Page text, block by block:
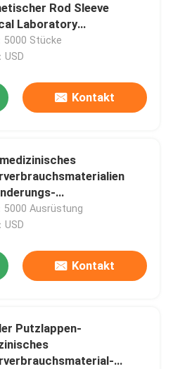
Rod Sleeve
Laboratory
5000 Stücke
USD
Kontakt
Gauze
5000 Ausrüstung
USD
Kontakt
Putzlappen-